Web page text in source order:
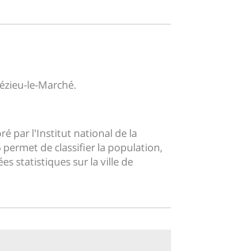
le-Marché.
par l'Institut national de la
de classifier la population,
statistiques sur la ville de